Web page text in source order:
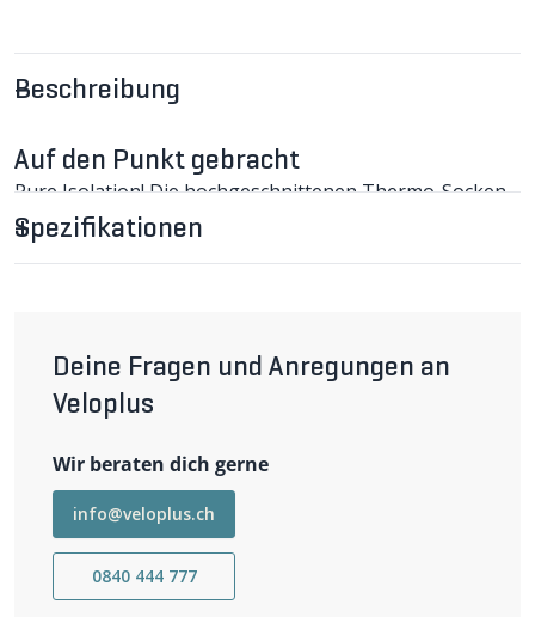
Beschreibung
Auf den Punkt gebracht
Pure Isolation! Die hochgeschnittenen Thermo-Socken
mit Wollanteil halten die Füsse im Winter warm.
M THERMO Unisex-Socken im Detail
Das Material der M THERMO Unisex-Socken ist
Tragekomfort. Die Socken sind hochgeschnitten und
bieten somit zusätzlichen Schutz vor Kälte. (I)
Wichtigste Eigenschaften
Anatomische Polsterung für optimalen Komfort
Atmungsaktiv und schnelltrocknend
Material: 41% Polyamid, 28% Merinowolle, 28% Polyacryl,
3% Elastan
Spezifikationen
Deine Fragen und Anregungen an
Veloplus
Wir beraten dich gerne
info@veloplus.ch
0840 444 777